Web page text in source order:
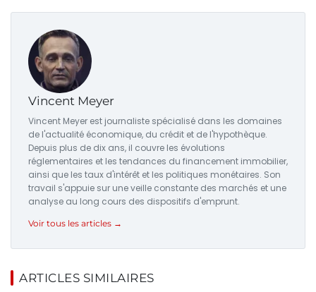
Vincent Meyer
Vincent Meyer est journaliste spécialisé dans les domaines
de l'actualité économique, du crédit et de l'hypothèque.
Depuis plus de dix ans, il couvre les évolutions
réglementaires et les tendances du financement immobilier,
ainsi que les taux d'intérêt et les politiques monétaires. Son
travail s'appuie sur une veille constante des marchés et une
analyse au long cours des dispositifs d'emprunt.
Voir tous les articles →
ARTICLES SIMILAIRES